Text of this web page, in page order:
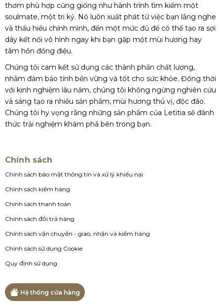
thơm phù hợp cũng giống như hành trình tìm kiếm một
soulmate, một tri kỷ. Nó luôn xuất phát từ việc bạn lắng nghe
và thấu hiểu chính mình, đến một mức đủ để có thể tạo ra sợi
dây kết nối vô hình ngay khi bạn gặp một mùi hương hay
tâm hồn đồng điệu.
Chúng tôi cam kết sử dụng các thành phần chất lượng,
nhằm đảm bảo tính bền vững và tốt cho sức khỏe. Đồng thời
với kinh nghiệm lâu năm, chúng tôi không ngừng nghiên cứu
và sáng tạo ra nhiều sản phẩm, mùi hương thú vị, độc đáo.
Chúng tôi hy vọng rằng những sản phẩm của Letitia sẽ đánh
thức trải nghiệm khám phá bên trong bạn.
Chính sách
Chính sách bảo mật thông tin và xử lý khiếu nại
Chính sách kiểm hàng
Chính sách thanh toán
Chính sách đổi trả hàng
Chính sách vận chuyển - giao, nhận và kiểm hàng
Chính sách sử dụng Cookie
Quy định sử dụng
Hệ thống cửa hàng